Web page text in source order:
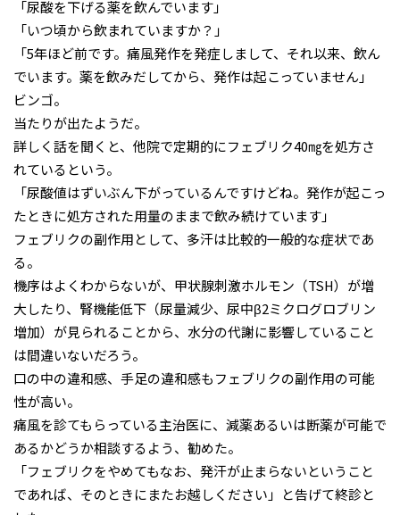
「尿酸を下げる薬を飲んでいます」
「いつ頃から飲まれていますか？」
「5年ほど前です。痛風発作を発症しまして、それ以来、飲ん
でいます。薬を飲みだしてから、発作は起こっていません」
ビンゴ。
当たりが出たようだ。
詳しく話を聞くと、他院で定期的にフェブリク40㎎を処方さ
れているという。
「尿酸値はずいぶん下がっているんですけどね。発作が起こっ
たときに処方された用量のままで飲み続けています」
フェブリクの副作用として、多汗は比較的一般的な症状であ
る。
機序はよくわからないが、甲状腺刺激ホルモン（TSH）が増
大したり、腎機能低下（尿量減少、尿中β2ミクログロブリン
増加）が見られることから、水分の代謝に影響していること
は間違いないだろう。
口の中の違和感、手足の違和感もフェブリクの副作用の可能
性が高い。
痛風を診てもらっている主治医に、減薬あるいは断薬が可能で
あるかどうか相談するよう、勧めた。
「フェブリクをやめてもなお、発汗が止まらないということ
であれば、そのときにまたお越しください」と告げて終診と